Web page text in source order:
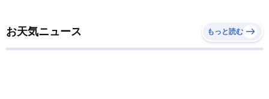
お天気ニュース もっと読む